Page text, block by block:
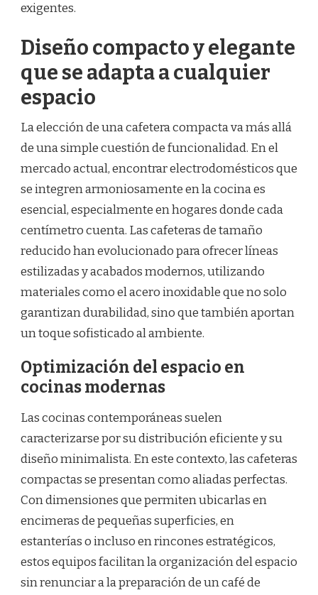
exigentes.
Diseño compacto y elegante
que se adapta a cualquier
espacio
La elección de una cafetera compacta va más allá
de una simple cuestión de funcionalidad. En el
mercado actual, encontrar electrodomésticos que
se integren armoniosamente en la cocina es
esencial, especialmente en hogares donde cada
centímetro cuenta. Las cafeteras de tamaño
reducido han evolucionado para ofrecer líneas
estilizadas y acabados modernos, utilizando
materiales como el acero inoxidable que no solo
garantizan durabilidad, sino que también aportan
un toque sofisticado al ambiente.
Optimización del espacio en
cocinas modernas
Las cocinas contemporáneas suelen
caracterizarse por su distribución eficiente y su
diseño minimalista. En este contexto, las cafeteras
compactas se presentan como aliadas perfectas.
Con dimensiones que permiten ubicarlas en
encimeras de pequeñas superficies, en
estanterías o incluso en rincones estratégicos,
estos equipos facilitan la organización del espacio
sin renunciar a la preparación de un café de